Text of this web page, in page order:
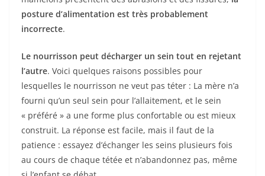
posture d’alimentation est très probablement
incorrecte.
Le nourrisson peut décharger un sein tout en rejetant
l’autre. Voici quelques raisons possibles pour
lesquelles le nourrisson ne veut pas téter : La mère n’a
fourni qu’un seul sein pour l’allaitement, et le sein
« préféré » a une forme plus confortable ou est mieux
construit. La réponse est facile, mais il faut de la
patience : essayez d’échanger les seins plusieurs fois
au cours de chaque tétée et n’abandonnez pas, même